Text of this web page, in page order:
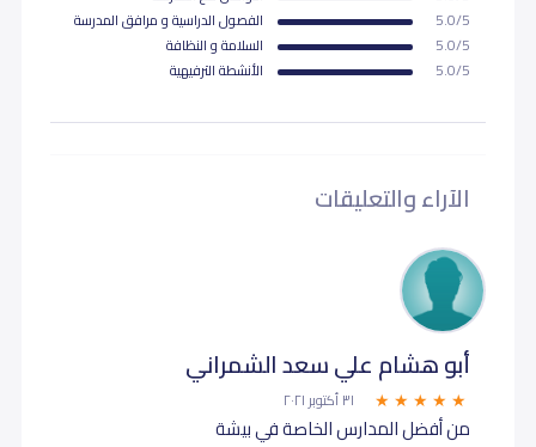
5.0/5
الفصول الدراسية و مرافق المدرسة
5.0/5
السلامة و النظافة
5.0/5
اﻷنشطة الترفيهية
الآراء والتعليقات
أبو هشام علي سعد الشمراني
٣١ أكتوبر ٢٠٢١
من أفضل المدارس الخاصة في بيشة